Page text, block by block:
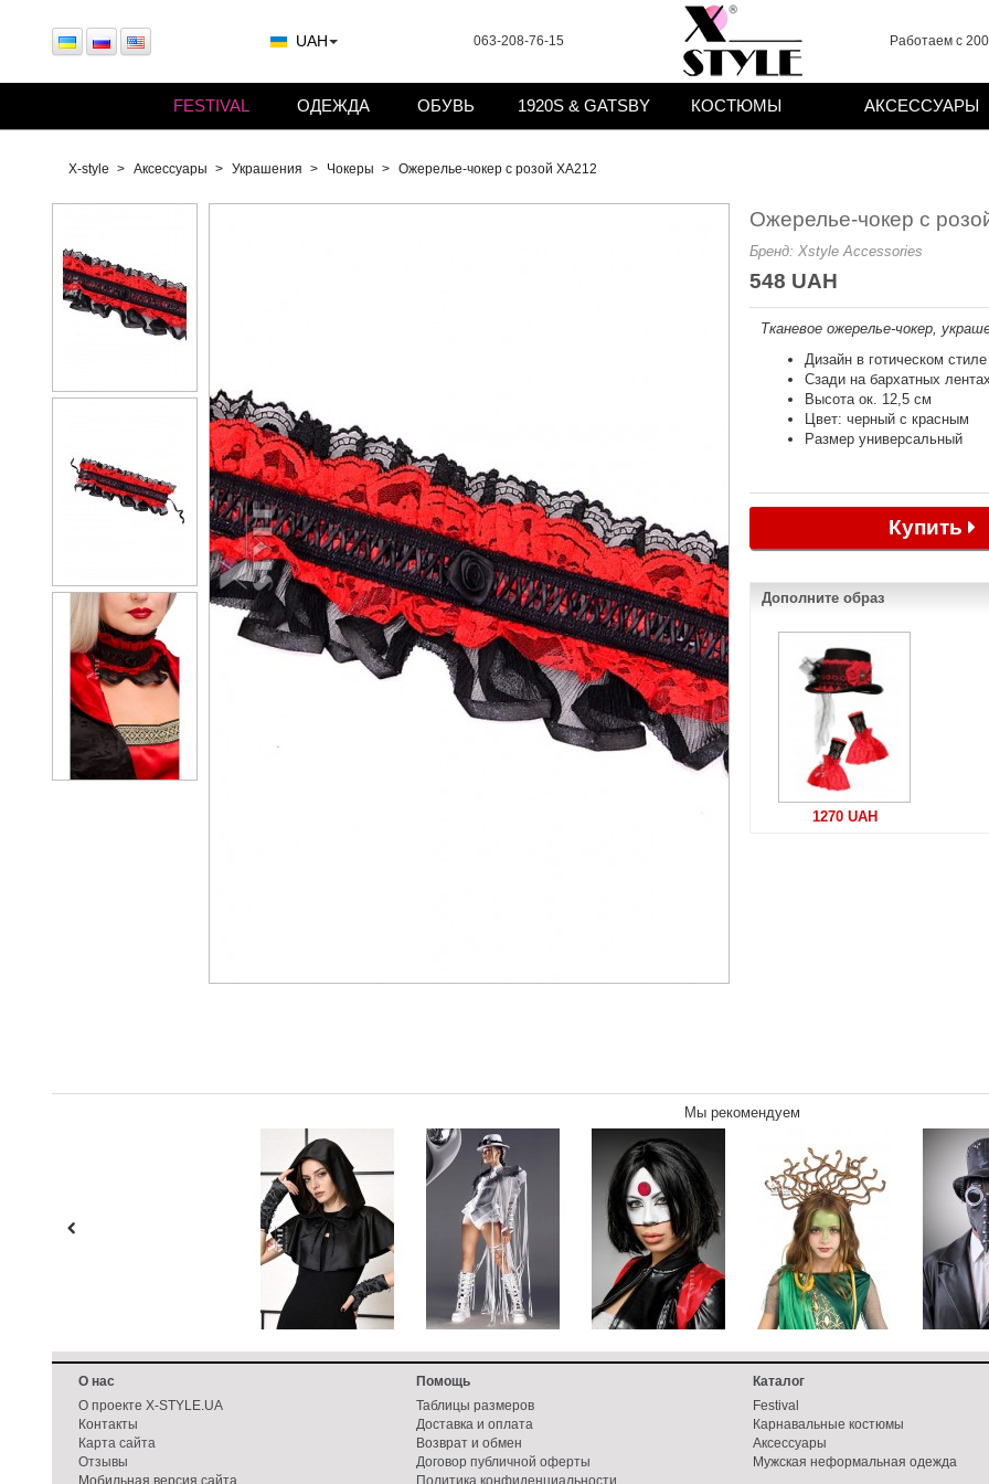
UAH 063-208-76-15 Работаем с
X-style Аксессуары Украшения Чокеры Ожерелье-чокер с розой XA212
Ожерелье-чокер с
Бренд: Xstyle Accessories
548 UAH
Тканевое ожерелье-чокер,
Дизайн в готическом стиле
Сзади на бархатных лентах
Высота ок. 12,5 см
Цвет: черный с красным
Размер универсальный
Купить
Дополните образ
1270 UAH
Мы рекомендуем
FESTIVAL ОДЕЖДА ОБУВЬ 1920S & GATSBY КОСТЮМЫ АКСЕССУАРЫ
О нас
О проекте X-STYLE.UA
Контакты
Карта сайта
Отзывы
Мобильная версия сайта
Помощь
Таблицы размеров
Доставка и оплата
Возврат и обмен
Договор публичной оферты
Политика конфиденциальности
Каталог
Festival
Карнавальные костюмы
Аксессуары
Мужская неформальная одежда